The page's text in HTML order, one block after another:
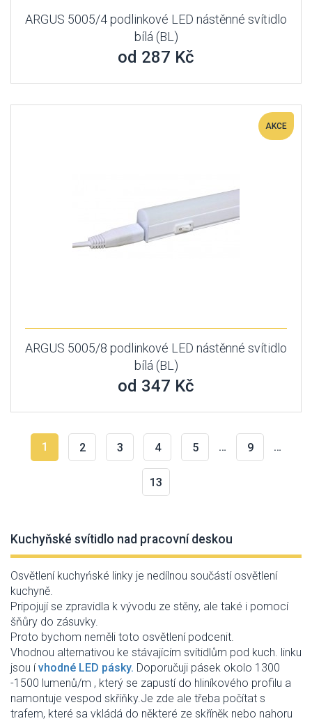
ARGUS 5005/4 podlinkové LED nástěnné svítidlo
bílá (BL)
od 287 Kč
AKCE
ARGUS 5005/8 podlinkové LED nástěnné svítidlo
bílá (BL)
od 347 Kč
1 2 3 4 5 … 9 …
13
Kuchyňské svítidlo nad pracovní deskou
Osvětlení kuchyńské linky je nedílnou součástí osvětlení
kuchyně.
Pripojují se zpravidla k vývodu ze stěny, ale také i pomocí
šňůry do zásuvky.
Proto bychom neměli toto osvětlení podcenit.
Vhodnou alternativou ke stávajícím svítidlům pod kuch. linku
jsou ívhodné LED pásky. Doporučuji pásek okolo 1300
-1500 lumenů/m , který se zapustí do hliníkového profilu a
namontuje vespod skříňky.Je zde ale třeba počítat s
trafem, které sa vkládá do některé ze skříněk nebo nahoru